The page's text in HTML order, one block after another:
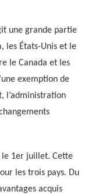
une grande partie
les États-Unis et le
le Canada et les
exemption de
l’administration
le 1er juillet. Cette
les trois pays. Du
acquis